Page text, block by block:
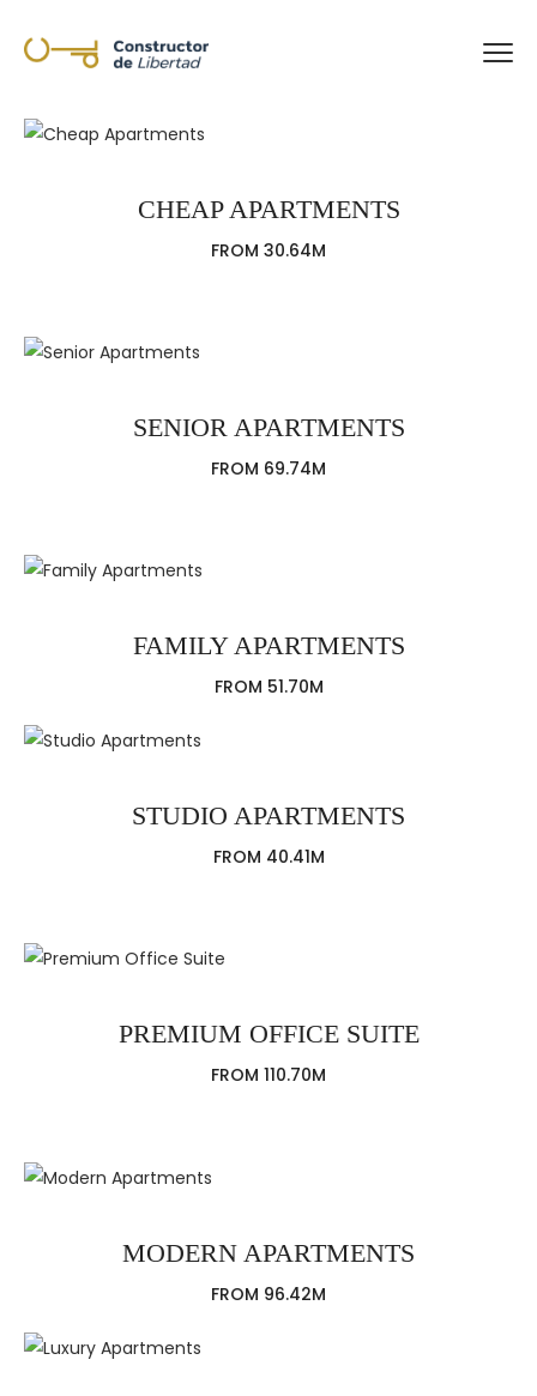
CHEAP APARTMENTS
FROM 30.64M
SENIOR APARTMENTS
FROM 69.74M
FAMILY APARTMENTS
FROM 51.70M
STUDIO APARTMENTS
FROM 40.41M
PREMIUM OFFICE SUITE
FROM 110.70M
MODERN APARTMENTS
FROM 96.42M